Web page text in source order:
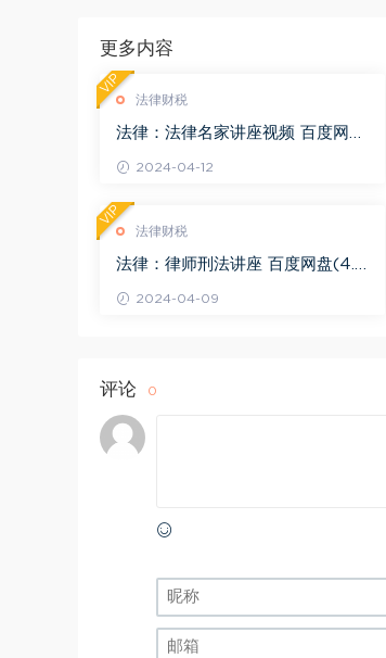
更多内容
法律财税
法律：法律名家讲座视频 百度网盘
2024-04-12
VIP
法律财税
法律：律师刑法讲座 百度网盘(4.0
2024-04-09
VIP
评论 0